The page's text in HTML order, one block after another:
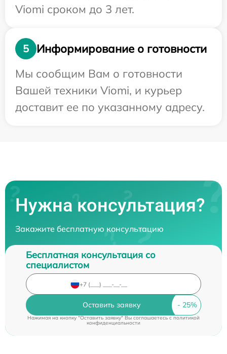
Viomi сроком до 3 лет.
5
Информирование о готовности
Мы сообщим Вам о готовности
Вашей техники Viomi, и курьер
доставит ее по указанному адресу.
Нужна консультация?
Закажите бесплатную консультацию
Бесплатная консультация со
специалистом
Оставить заявку
Нажимая на кнопку "Оставить заявку" Вы соглашаетесь cполитикой
конфиденциальности